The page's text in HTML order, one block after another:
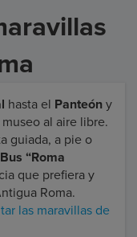
hasta el Panteón y
al aire libre.
guiada, a pie o
“Roma
que prefiera y
Roma.
las maravillas de